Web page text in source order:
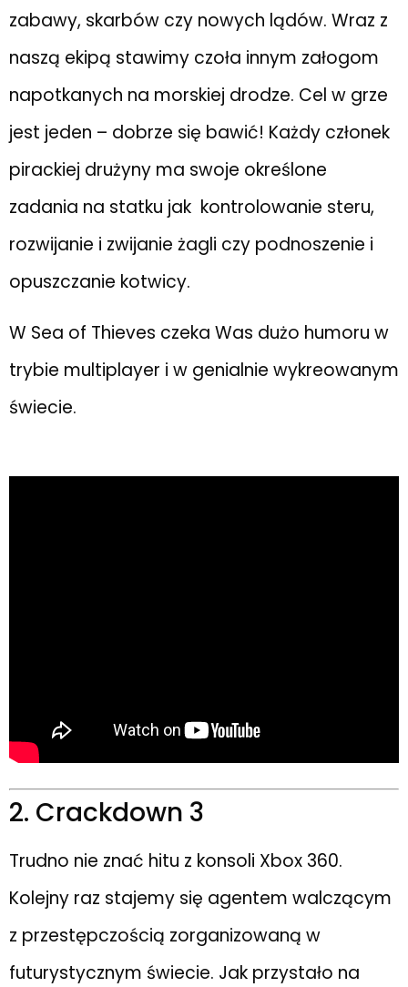
zabawy, skarbów czy nowych lądów. Wraz z
naszą ekipą stawimy czoła innym załogom
napotkanych na morskiej drodze. Cel w grze
jest jeden – dobrze się bawić! Każdy członek
pirackiej drużyny ma swoje określone
zadania na statku jak kontrolowanie steru,
rozwijanie i zwijanie żagli czy podnoszenie i
opuszczanie kotwicy.
W Sea of Thieves czeka Was dużo humoru w
trybie multiplayer i w genialnie wykreowanym
świecie.
2. Crackdown 3
Trudno nie znać hitu z konsoli Xbox 360.
Kolejny raz stajemy się agentem walczącym
z przestępczością zorganizowaną w
futurystycznym świecie. Jak przystało na